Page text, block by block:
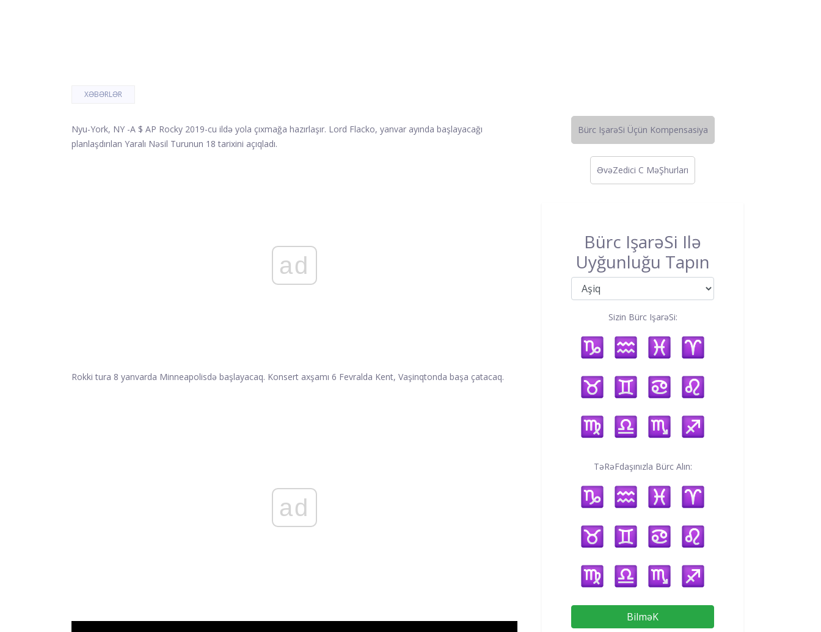
XƏBƏRLƏR
Nyu-York, NY -A $ AP Rocky 2019-cu ildə yola çıxmağa hazırlaşır. Lord Flacko, yanvar ayında başlayacağı
planlaşdırılan Yaralı Nəsil Turunun 18 tarixini açıqladı.
ad
Rokki tura 8 yanvarda Minneapolisdə başlayacaq. Konsert axşamı 6 Fevralda Kent, Vaşinqtonda başa çatacaq.
ad
Bürc IşarəSi Üçün Kompensasiya
ƏvəZedici C MəŞhurları
Bürc IşarəSi Ilə
Uyğunluğu Tapın
Sizin Bürc IşarəSi:
TəRəFdaşınızla Bürc Alın:
BilməK